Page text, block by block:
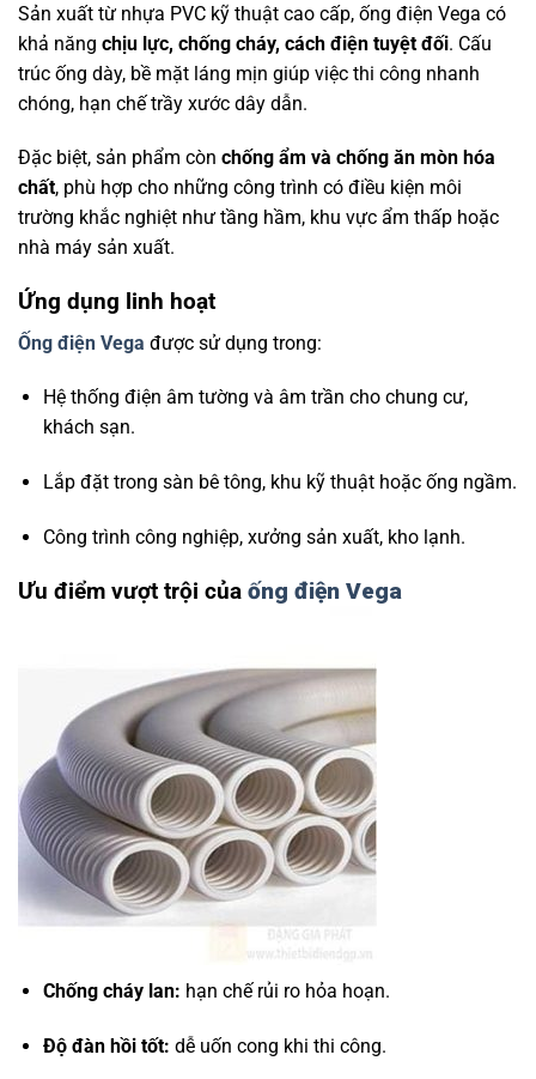
Sản xuất từ nhựa PVC kỹ thuật cao cấp, ống điện Vega có
khả năng chịu lực, chống cháy, cách điện tuyệt đối. Cấu
trúc ống dày, bề mặt láng mịn giúp việc thi công nhanh
chóng, hạn chế trầy xước dây dẫn.
Đặc biệt, sản phẩm còn chống ẩm và chống ăn mòn hóa
chất, phù hợp cho những công trình có điều kiện môi
trường khắc nghiệt như tầng hầm, khu vực ẩm thấp hoặc
nhà máy sản xuất.
Ứng dụng linh hoạt
Ống điện Vega được sử dụng trong:
Hệ thống điện âm tường và âm trần cho chung cư,
khách sạn.
Lắp đặt trong sàn bê tông, khu kỹ thuật hoặc ống ngầm.
Công trình công nghiệp, xưởng sản xuất, kho lạnh.
Ưu điểm vượt trội của ống điện Vega
Chống cháy lan: hạn chế rủi ro hỏa hoạn.
Độ đàn hồi tốt: dễ uốn cong khi thi công.